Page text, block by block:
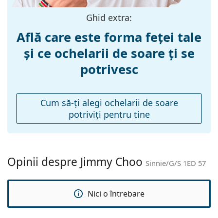
nazale:
Greutate:
170 g
Nu
Balama flexibilă:
Nu
curățat:
Altele
Femei
Categorie:
Ochelari de soare
Ghid extra:
Află care este forma feței tale
și ce ochelarii de soare ți se
potrivesc
Cum să-ţi alegi ochelarii de soare
potriviţi pentru tine
Opinii despre Jimmy Choo Sinnie/G/S 1ED 57
Nici o întrebare